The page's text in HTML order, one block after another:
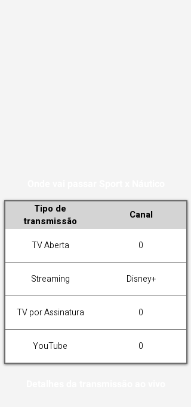
Tipo de
transmissão
Canal
TV Aberta 0
Streaming Disney+
TV por Assinatura 0
YouTube 0